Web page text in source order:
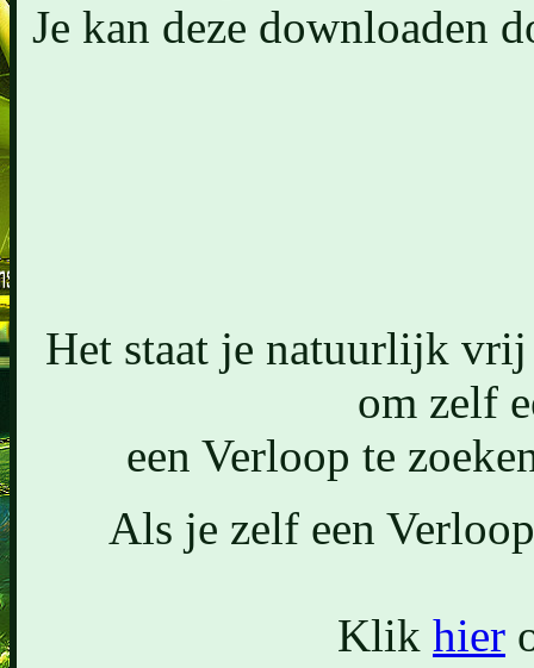
Je kan deze downloaden
Het staat je natuurlijk
om zelf
een Verloop te
Als je zelf een
Klik hier